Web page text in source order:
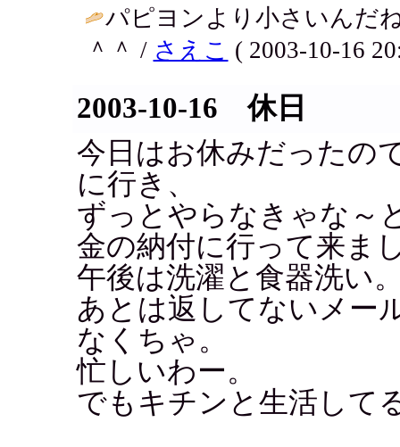
パピヨンより小さいんだ
＾＾ / さえこ ( 2003-10-16
2003-10-16 休日
今日はお休みだったの
に行き、
ずっとやらなきゃな～
金の納付に行って来ま
午後は洗濯と食器洗い
あとは返してないメー
なくちゃ。
忙しいわー。
でもキチンと生活して